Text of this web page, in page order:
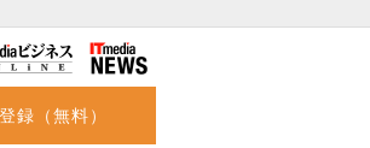
録（無料）